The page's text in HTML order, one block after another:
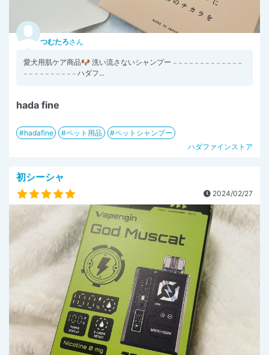
つむたろさん
愛犬用肌ケア商品🐶 洗い流さないシャンプー 𓐄 𓐄 𓐄 𓐄 𓐄 𓐄 𓐄 𓐄 𓐄 𓐄 𓐄 𓐄 𓐄
𓐄 𓐄 𓐄 𓐄 𓐄 𓐄 𓐄 𓐄 𓐄 𓐄 ハダフ...
hada fine
hadafine ペット用品
ペットシャンプー
ハダファインストア
初シーシャ
2024/02/27